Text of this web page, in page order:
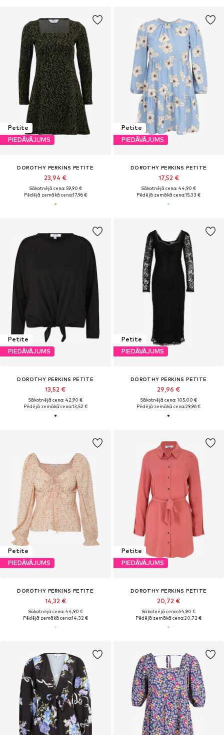
Petite
PIEDĀVĀJUMS
DOROTHY PERKINS PETITE
23,94 €
Sākotnējā cena: 59,90 €
Pēdējā zemākā cena:17,96 €
Petite
PIEDĀVĀJUMS
DOROTHY PERKINS PETITE
17,52 €
Sākotnējā cena: 44,90 €
Pēdējā zemākā cena:15,33 €
Petite
PIEDĀVĀJUMS
DOROTHY PERKINS PETITE
13,52 €
Sākotnējā cena: 42,90 €
Pēdējā zemākā cena:13,52 €
Petite
PIEDĀVĀJUMS
DOROTHY PERKINS PETITE
29,96 €
Sākotnējā cena: 105,00 €
Pēdējā zemākā cena:29,96 €
Petite
PIEDĀVĀJUMS
DOROTHY PERKINS PETITE
14,32 €
Sākotnējā cena: 44,90 €
Pēdējā zemākā cena:14,32 €
Petite
PIEDĀVĀJUMS
DOROTHY PERKINS PETITE
20,72 €
Sākotnējā cena: 64,90 €
Pēdējā zemākā cena:20,72 €